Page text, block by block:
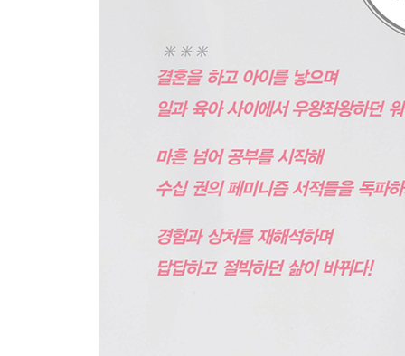
‘아내’를 둘러싼 대연정
_『자본주의, 가부장제, 성별분업』
나는 주부다
과학이라는 함정
나는 너를 모른다
모두를 위한 페미니즘 생각법
_『우리는 왜 이렇게 오래 열심히 일하는가?』